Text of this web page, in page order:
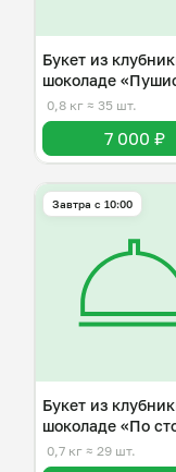
Букет из
шоколаде
облако»
0,8 кг ≈ 35 шт.
7 000 ₽
Завтра c 10:00
Букет из
шоколаде «По
любви»
0,7 кг ≈ 29 шт.